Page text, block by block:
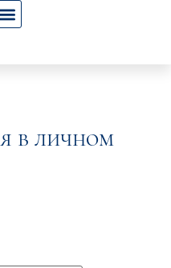
в личном